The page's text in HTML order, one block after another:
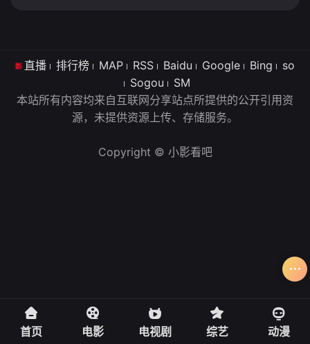
直播 排行榜 MAP RSS Baidu Google Bing
so
Sogou
SM
本站所有内容均来自互联网分享站点所提供的公开引用资
源，未提供资源上传、存储服务。
Copyright © 小影看吧
首页 电影 电视剧 综艺 动漫